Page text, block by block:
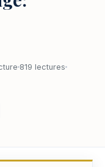
819 lectures